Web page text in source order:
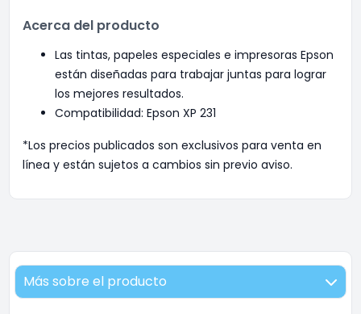
Acerca del producto
Las tintas, papeles especiales e impresoras Epson
están diseñadas para trabajar juntas para lograr
los mejores resultados.
Compatibilidad: Epson XP 231
*Los precios publicados son exclusivos para venta en
línea y están sujetos a cambios sin previo aviso.
Más sobre el producto